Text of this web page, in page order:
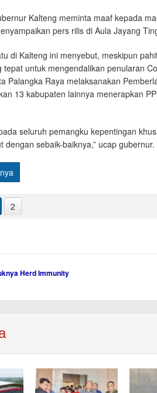
Kalteng meminta maaf kepada
pers rilis di Aula Jayang
di Kalteng ini menyebut, meskipun
tepat untuk mengendalikan penularan
Palangka Raya melaksanakan
13 kabupaten lainnya menerapkan
seluruh pemangku kepentingan
dengan sebaik-baiknya,” ucap gubernur.
2
Herd Immunity